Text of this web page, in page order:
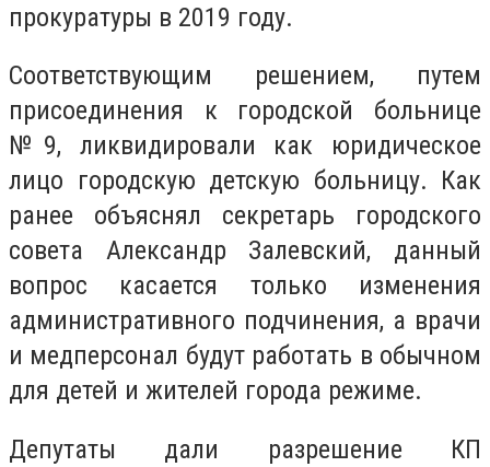
прокуратуры в 2019 году.
Соответствующим решением, путем
присоединения к городской больнице
№9, ликвидировали как юридическое
лицо городскую детскую больницу. Как
ранее объяснял секретарь городского
совета Александр Залевский, данный
вопрос касается только изменения
административного подчинения, а врачи
и медперсонал будут работать в обычном
для детей и жителей города режиме.
Депутаты дали разрешение КП